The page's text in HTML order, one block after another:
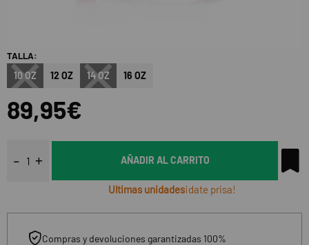
TALLA:
10 OZ 12 OZ 14 OZ 16 OZ
89,95€
AÑADIR AL CARRITO
Ultimas unidades¡date prisa!
Compras y devoluciones garantizadas 100%